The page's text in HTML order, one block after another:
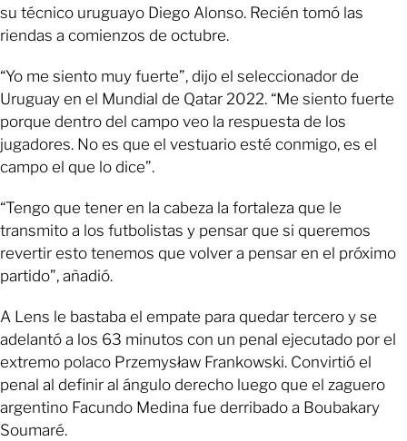
su técnico uruguayo Diego Alonso. Recién tomó las
riendas a comienzos de octubre.
“Yo me siento muy fuerte”, dijo el seleccionador de
Uruguay en el Mundial de Qatar 2022. “Me siento fuerte
porque dentro del campo veo la respuesta de los
jugadores. No es que el vestuario esté conmigo, es el
campo el que lo dice”.
“Tengo que tener en la cabeza la fortaleza que le
transmito a los futbolistas y pensar que si queremos
revertir esto tenemos que volver a pensar en el próximo
partido”, añadió.
A Lens le bastaba el empate para quedar tercero y se
adelantó a los 63 minutos con un penal ejecutado por el
extremo polaco Przemysław Frankowski. Convirtió el
penal al definir al ángulo derecho luego que el zaguero
argentino Facundo Medina fue derribado a Boubakary
Soumaré.